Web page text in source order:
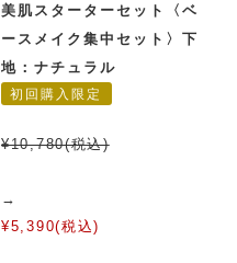
美肌スターターセット〈ベ
ースメイク集中セット〉下
地：ナチュラル
初回購入限定
¥10,780(税込)
→
¥5,390(税込)